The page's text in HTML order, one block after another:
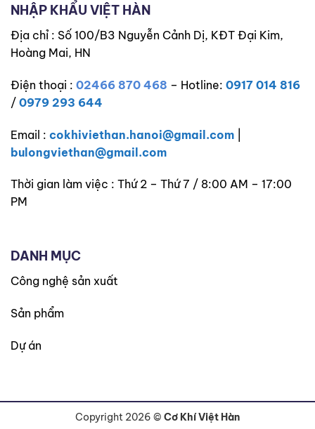
NHẬP KHẨU VIỆT HÀN
Địa chỉ : Số 100/B3 Nguyễn Cảnh Dị, KĐT Đại Kim,
Hoàng Mai, HN
Điện thoại : 02466 870 468 – Hotline: 0917 014 816
/ 0979 293 644
Email : cokhiviethan.hanoi@gmail.com
bulongviethan@gmail.com
Thời gian làm việc : Thứ 2 – Thứ 7 / 8:00 AM – 17:00
PM
DANH MỤC
Công nghệ sản xuất
Sản phẩm
Dự án
Copyright 2026 © Cơ Khí Việt Hàn